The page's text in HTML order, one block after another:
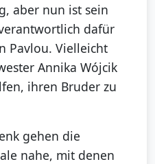
aber nun ist sein
dafür
Pavlou. Vielleicht
Annika Wójcik
ihren Bruder zu
gehen die
nahe, mit denen